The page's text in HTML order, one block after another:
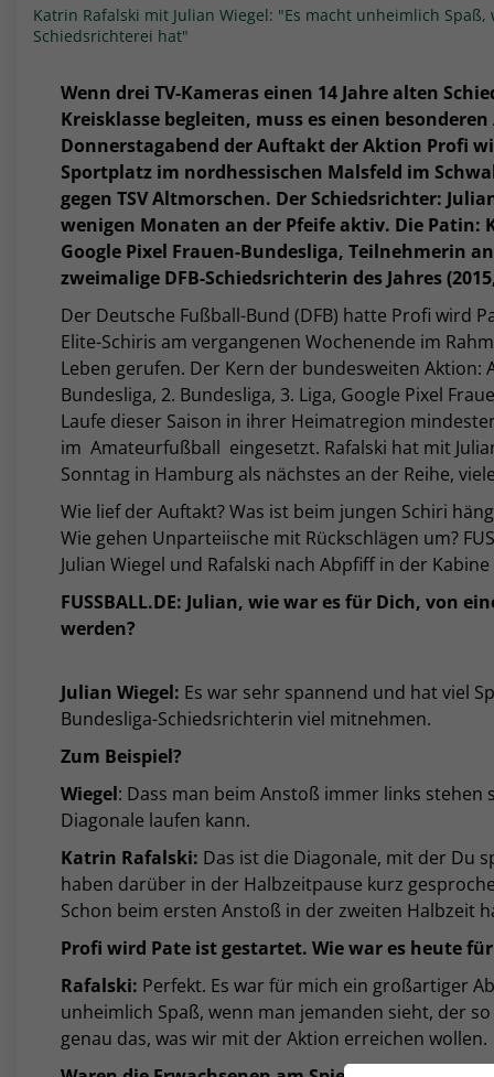
Katrin Rafalski mit Julian Wiegel: "Es macht unheimlich
Schiedsrichterei hat"
Wenn drei TV-Kameras einen 14 Jahre alten
Kreisklasse begleiten, muss es einen
Donnerstagabend der Auftakt der Aktion Profi
Sportplatz im nordhessischen Malsfeld im
gegen TSV Altmorschen. Der Schiedsrichter:
wenigen Monaten an der Pfeife aktiv. Die Patin:
Google Pixel Frauen-Bundesliga, Teilnehmerin
zweimalige DFB-Schiedsrichterin des Jahres
Der Deutsche Fußball-Bund (DFB) hatte Profi wird
Elite-Schiris am vergangenen Wochenende im
Leben gerufen. Der Kern der bundesweiten
Bundesliga, 2. Bundesliga, 3. Liga, Google Pixel
Laufe dieser Saison in ihrer Heimatregion
im Amateurfußball eingesetzt. Rafalski hat mit
Sonntag in Hamburg als nächstes an der Reihe,
Wie lief der Auftakt? Was ist beim jungen Schiri
Wie gehen Unparteiische mit Rückschlägen um?
Julian Wiegel und Rafalski nach Abpfiff in der
FUSSBALL.DE: Julian, wie war es für Dich, von
werden?
Julian Wiegel: Es war sehr spannend und hat viel
Bundesliga-Schiedsrichterin viel mitnehmen.
Zum Beispiel?
Wiegel: Dass man beim Anstoß immer links
Diagonale laufen kann.
Katrin Rafalski: Das ist die Diagonale, mit der Du
haben darüber in der Halbzeitpause kurz
Schon beim ersten Anstoß in der zweiten Halbzeit
Profi wird Pate ist gestartet. Wie war es heute
Rafalski: Perfekt. Es war für mich ein großartiger
unheimlich Spaß, wenn man jemanden sieht, der
genau das, was wir mit der Aktion erreichen wollen.